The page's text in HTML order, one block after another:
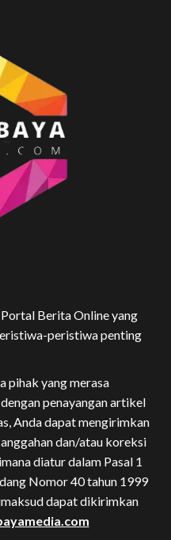
Berita Online yang
peristiwa penting
pihak yang merasa
penayangan artikel
Anda dapat mengirimkan
dan/atau koreksi
diatur dalam Pasal 1
Nomor 40 tahun 1999
dapat dikirimkan